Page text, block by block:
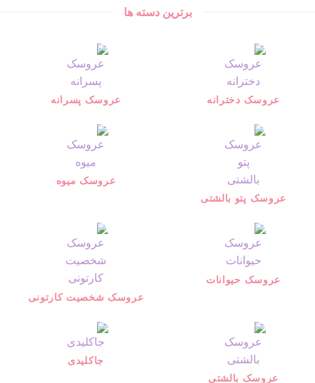
برترین دسته ها
عروسک دخترانه عروسک پسرانه
عروسک پتو بالشتی
عروسک میوه
عروسک حیوانات
عروسک شخصیت کارتونی
عروسک بالشتی
جاکلیدی